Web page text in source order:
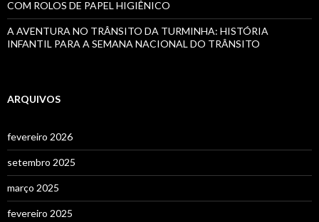
COM ROLOS DE PAPEL HIGIÊNICO
A AVENTURA NO TRÂNSITO DA TURMINHA: HISTÓRIA
INFANTIL PARA A SEMANA NACIONAL DO TRÂNSITO
ARQUIVOS
fevereiro 2026
setembro 2025
março 2025
fevereiro 2025